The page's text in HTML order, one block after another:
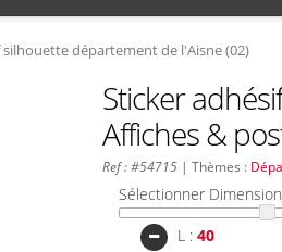
silhouette département de l'Aisne (02)
Sticker
Affiches &
Ref : #54715 | Thèmes :
Sélectionner
L :